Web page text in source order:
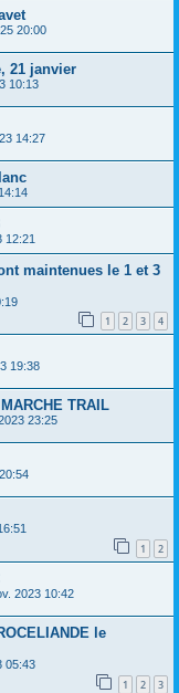
20:00
21 janvier
10:13
14:27
12:21
maintenues le 1 et 3
1 2 3 4
19:38
TRAIL
23:25
1 2
2023 10:42
le
05:43
1 2 3